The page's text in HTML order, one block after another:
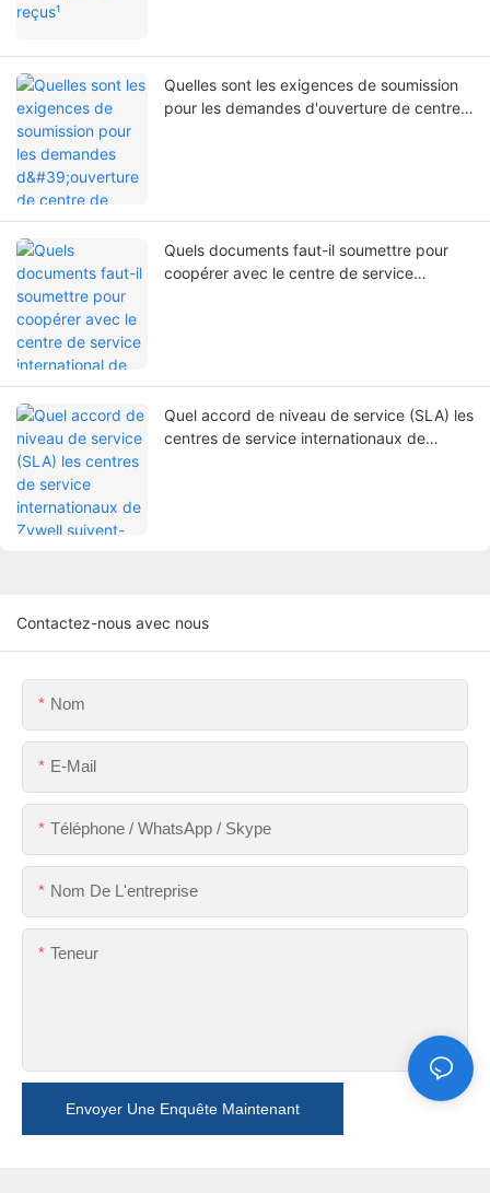
Quelles sont les exigences de soumission
pour les demandes d'ouverture de centre
Quels documents faut-il soumettre pour
coopérer avec le centre de service
Quel accord de niveau de service (SLA) les
centres de service internationaux de
Contactez-nous avec nous
Nom
E-Mail
Téléphone / WhatsApp / Skype
Nom De L'entreprise
Teneur
Envoyer Une Enquête Maintenant